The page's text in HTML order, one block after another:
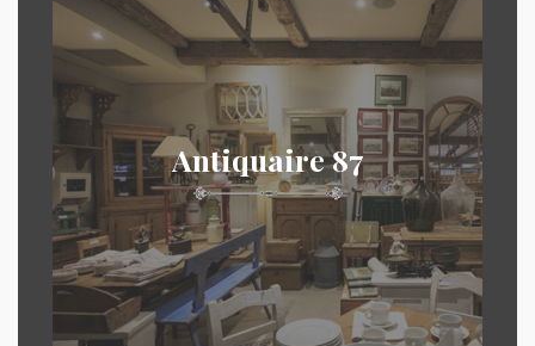
Antiquaire 87